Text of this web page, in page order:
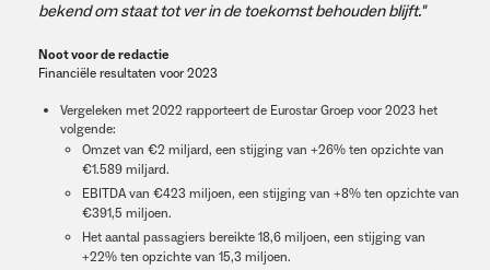
bekend om staat tot ver in de toekomst behouden blijft."
Noot voor de redactie
Financiële resultaten voor 2023
Vergeleken met 2022 rapporteert de Eurostar Groep voor 2023 het
volgende:
Omzet van €2 miljard, een stijging van +26% ten opzichte van
€1.589 miljard.
EBITDA van €423 miljoen, een stijging van +8% ten opzichte van
€391,5 miljoen.
Het aantal passagiers bereikte 18,6 miljoen, een stijging van
+22% ten opzichte van 15,3 miljoen.